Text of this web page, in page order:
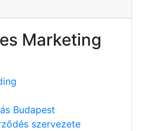
Marketing
Budapest
szervezete